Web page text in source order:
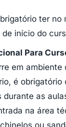
ter no
início do
Para
em ambiente
é obrigatório
as
na área
ou